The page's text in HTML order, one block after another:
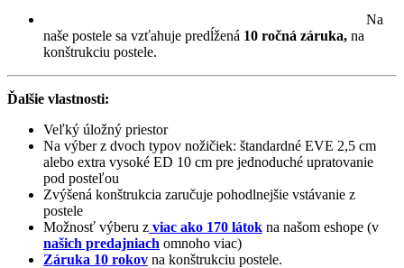
Na
naše postele sa vzťahuje predĺžená 10 ročná záruka, na
konštrukciu postele.
Ďalšie vlastnosti:
Veľký úložný priestor
Na výber z dvoch typov nožičiek: štandardné EVE 2,5 cm
alebo extra vysoké ED 10 cm pre jednoduché upratovanie
pod posteľou
Zvýšená konštrukcia zaručuje pohodlnejšie vstávanie z
postele
Možnosť výberu z viac ako 170 látok na našom eshope (v
našich predajniach omnoho viac)
Záruka 10 rokov na konštrukciu postele.